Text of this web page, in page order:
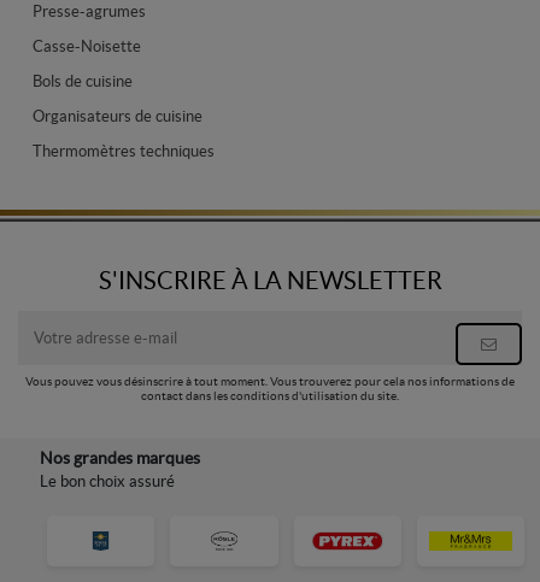
Presse-agrumes
Casse-Noisette
Bols de cuisine
Organisateurs de cuisine
Thermomètres techniques
S'INSCRIRE À LA NEWSLETTER
Vous pouvez vous désinscrire à tout moment. Vous trouverez pour cela nos informations de
contact dans les conditions d'utilisation du site.
Nos grandes marques
Le bon choix assuré